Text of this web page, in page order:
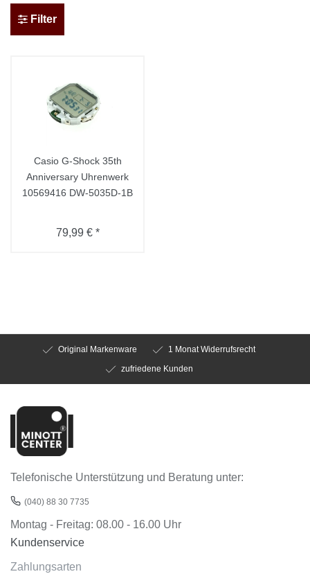
Filter
Casio G-Shock 35th
Anniversary Uhrenwerk
10569416 DW-5035D-1B
79,99 € *
Original Markenware
1 Monat Widerrufsrecht
zufriedene Kunden
Telefonische Unterstützung und Beratung unter:
(040) 88 30 7735
Montag - Freitag: 08.00 - 16.00 Uhr
Kundenservice
Zahlungsarten